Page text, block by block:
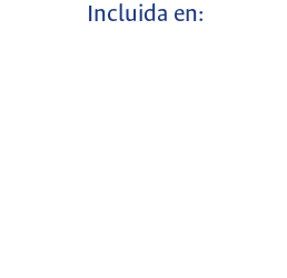
Incluida en: